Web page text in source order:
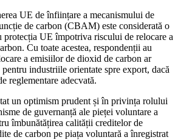
UE de înființare a mecanismului de
de carbon (CBAM) este considerată o
protecția UE împotriva riscului de relocare a
Cu toate acestea, respondenții au
a emisiilor de dioxid de carbon ar
pentru industriile orientate spre export, dacă
reglementare adecvată.
un optimism prudent și în privința rolului
de guvernanță ale pieței voluntare a
îmbunătățirea calității creditelor de
de carbon pe piața voluntară a înregistrat